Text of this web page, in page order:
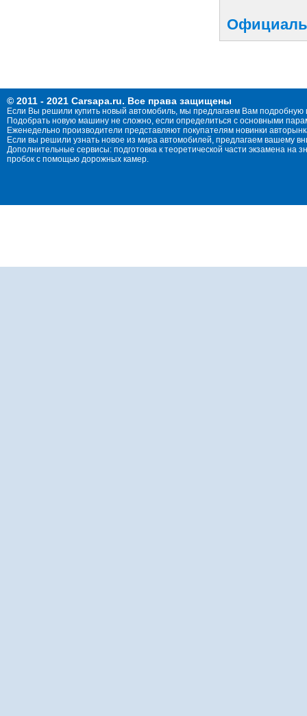
© 2011 - 2021 Carsapa.ru. Все права защищены
Если Вы решили купить новый автомобиль, мы предлагаем Вам
Подобрать новую машину не сложно, если определиться с основными
Еженедельно производители представляют покупателям новинки
Если вы решили узнать новое из мира автомобилей, предлагаем вашему
Дополнительные сервисы: подготовка к теоретической части экзамена
пробок с помощью дорожных камер.